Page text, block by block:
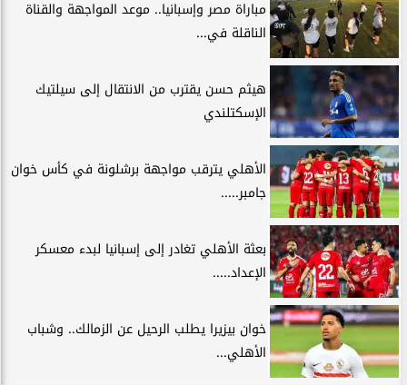
مباراة مصر وإسبانيا.. موعد المواجهة والقناة
الناقلة في...
هيثم حسن يقترب من الانتقال إلى سيلتيك
الإسكتلندي
الأهلي يترقب مواجهة برشلونة في كأس خوان
جامبر.....
بعثة الأهلي تغادر إلى إسبانيا لبدء معسكر
الإعداد.....
خوان بيزيرا يطلب الرحيل عن الزمالك.. وشباب
الأهلي...